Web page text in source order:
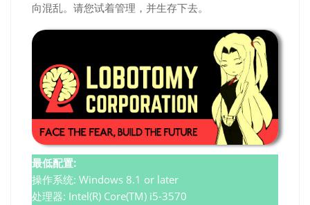
向混乱。请您试着管理，并生存下去。
最低配置:
操作系统: Windows 8.1 or later
处理器: Intel(R) Core(TM) i5-3570